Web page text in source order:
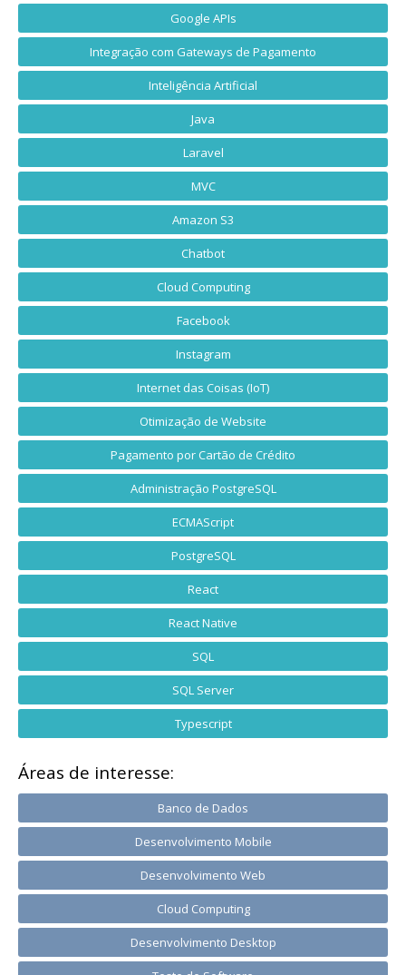
Google APIs
Integração com Gateways de Pagamento
Inteligência Artificial
Java
Laravel
MVC
Amazon S3
Chatbot
Cloud Computing
Facebook
Instagram
Internet das Coisas (IoT)
Otimização de Website
Pagamento por Cartão de Crédito
Administração PostgreSQL
ECMAScript
PostgreSQL
React
React Native
SQL
SQL Server
Typescript
Áreas de interesse:
Banco de Dados
Desenvolvimento Mobile
Desenvolvimento Web
Cloud Computing
Desenvolvimento Desktop